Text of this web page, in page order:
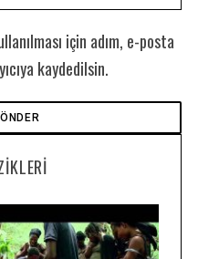
için adım, e-posta
kaydedilsin.